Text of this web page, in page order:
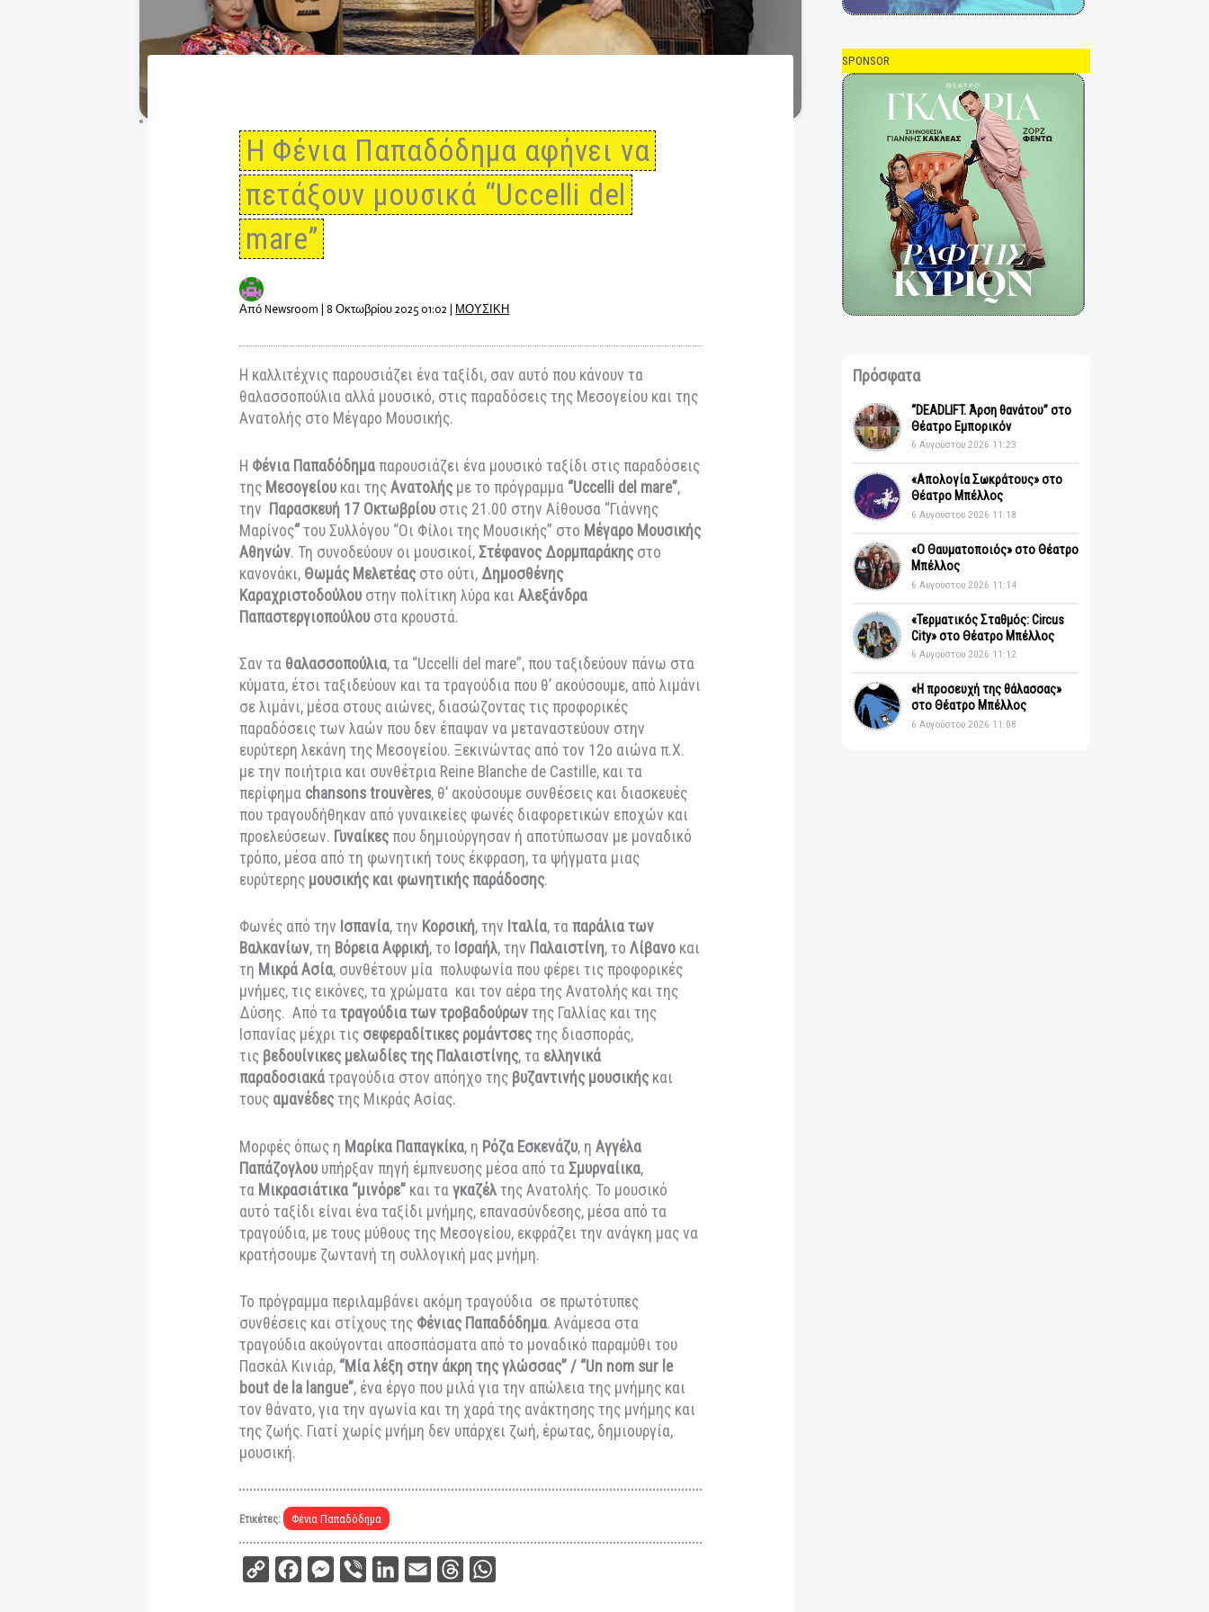
Η Φένια Παπαδόδημα αφήνει να
πετάξουν μουσικά “Uccelli del
mare”
Newsroom |8 Οκτωβρίου 2025 01:02 |ΜΟΥΣΙΚΗ
Η καλλιτέχνις παρουσιάζει ένα ταξίδι, σαν αυτό που κάνουν τα
θαλασσοπούλια αλλά μουσικό, στις παραδόσεις της Μεσογείου και της
Ανατολής στο Μέγαρο Μουσικής.
ΗΦένια Παπαδόδημαπαρουσιάζει ένα μουσικό ταξίδι στις παραδόσεις
τηςΜεσογείουκαι τηςΑνατολήςμε το πρόγραμμα
τηνΠαρασκευή 17 Οκτωβρίου στις 21.00 στην Αίθουσα “Γιάννης
Αθηνών. Τη συνοδεύουν οι μουσικοί,Στέφανος Δορμπαράκης
κανονάκι,Θωμάς Μελετέαςστο ούτι,Δημοσθένης
Καραχριστοδούλουστην πολίτικη λύρα καιΑλεξάνδρα
Παπαστεργιοπούλου στα κρουστά.
Σαν ταθαλασσοπούλια, τα “Uccelli del mare”, που ταξιδεύουν πάνω στα
κύματα, έτσι ταξιδεύουν και τα τραγούδια που θ’ ακούσουμε, από λιμάνι
σε λιμάνι, μέσα στους αιώνες, διασώζοντας τις προφορικές
παραδόσεις των λαών που δεν έπαψαν να μεταναστεύουν στην
ευρύτερη λεκάνη της Μεσογείου. Ξεκινώντας από τον 12ο αιώνα π.Χ.
περίφημα chansons trouvères, θ’ ακούσουμε συνθέσεις και διασκευές
που τραγουδήθηκαν από γυναικείες φωνές διαφορετικών εποχών και
προελεύσεων.Γυναίκες που δημιούργησαν ή αποτύπωσαν με μοναδικό
τρόπο, μέσα από τη φωνητική τους έκφραση, τα ψήγματα μιας
ευρύτερηςμουσικής και φωνητικής παράδοσης.
Φωνές από τηνΙσπανία , τηνΚορσική, τηνΙταλία, ταπαράλια των
Βαλκανίων, τηΒόρεια Αφρική
μνήμες, τις εικόνες, τα χρώματα και τον αέρα της Ανατολής και της
Δύσης. Από τατραγούδια των τροβαδούρωντης Γαλλίας και της
Ισπανίας μέχρι τις σεφεραδίτικες ρομάντσες της διασποράς,
τιςβεδουίνικες μελωδίες της Παλαιστίνης, ταελληνικά
παραδοσιακά τραγούδια στον απόηχο τηςβυζαντινής μουσικής
τουςαμανέδεςτης Μικράς Ασίας.
Μορφές όπως ηΜαρίκα Παπαγκίκα, ηΡόζα Εσκενάζυ
Παπάζογλουυπήρξαν πηγή έμπνευσης μέσα από ταΣμυρναίικα
ταΜικρασιάτικα “μινόρε”και ταγκαζέλτης Ανατολής. Το μουσικό
αυτό ταξίδι είναι ένα ταξίδι μνήμης, επανασύνδεσης, μέσα από τα
τραγούδια, με τους μύθους της Μεσογείου, εκφράζει την ανάγκη μας να
κρατήσουμε ζωντανή τη συλλογική μας μνήμη.
Το πρόγραμμα περιλαμβάνει ακόμη τραγούδια σε πρωτότυπες
συνθέσεις και στίχους της
τραγούδια ακούγονται αποσπάσματα από το μοναδικό παραμύθι του
Πασκάλ Κινιάρ,“Μία λέξη στην άκρη της γλώσσας” / “Un nom sur le
bout de la langue”, ένα έργο που μιλά για την απώλεια της μνήμης και
SPONSOR
Θέατρο Εμπορικόν
«Απολογία Σωκράτους» στο
6 Αυγούστου 2026 11:18
«Ο Θαυματοποιός» στο Θέατρο
6 Αυγούστου 2026 11:14
«Τερματικός Σταθμός: Circus